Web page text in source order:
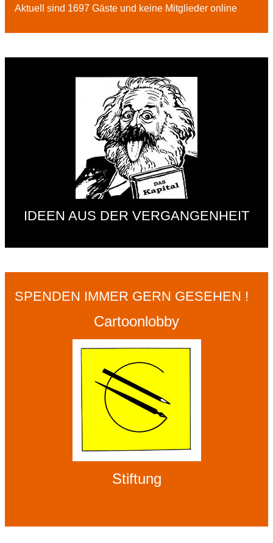
Aktuell sind 1697 Gäste und keine Mitglieder online
IDEEN AUS DER VERGANGENHEIT
SPENDEN IMMER GERN GESEHEN !
Cartoonlobby
Stiftung